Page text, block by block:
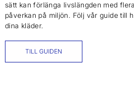
sätt kan förlänga livslängden med
påverkan på miljön. Följ vår guide till
dina kläder.
TILL GUIDEN